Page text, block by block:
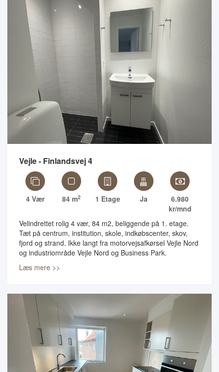
Vejle - Finlandsvej 4
4 Vær 84 m2 1 Etage Ja
6.980
kr/mnd
Velindrettet rolig 4 vær, 84 m2, beliggende på 1. etage.
Tæt på centrum, institution, skole, indkøbscenter, skov,
fjord og strand. Ikke langt fra motorvejsafkørsel Vejle Nord
og industriområde Vejle Nord og Business Park.
Læs mere >>